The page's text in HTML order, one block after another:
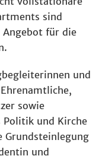
sind
für die
und
sowie
und Kirche
Grundsteinlegung
und